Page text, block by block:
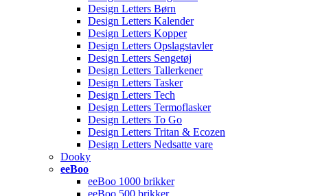
Design Letters Børn
Design Letters Kalender
Design Letters Kopper
Design Letters Opslagstavler
Design Letters Sengetøj
Design Letters Tallerkener
Design Letters Tasker
Design Letters Tech
Design Letters Termoflasker
Design Letters To Go
Design Letters Tritan & Ecozen
Design Letters Nedsatte vare
Dooky
eeBoo
eeBoo 1000 brikker
eeBoo 500 brikker